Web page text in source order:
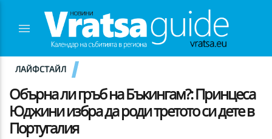
ЛАЙФСТАЙЛ
Обърна ли гръб на Бъкингам?: Принцеса
Юджини избра да роди третото си дете в
Португалия